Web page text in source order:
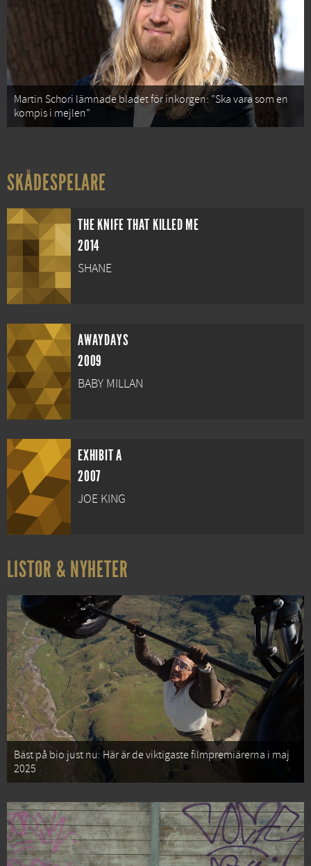
Martin Schori lämnade bladet för inkorgen: ”Ska vara som en
kompis i mejlen”
SKÅDESPELARE
THE KNIFE THAT KILLED ME
2014
SHANE
AWAYDAYS
2009
BABY MILLAN
EXHIBIT A
2007
JOE KING
LISTOR & NYHETER
Bäst på bio just nu: Här är de viktigaste filmpremiärerna i maj
2025